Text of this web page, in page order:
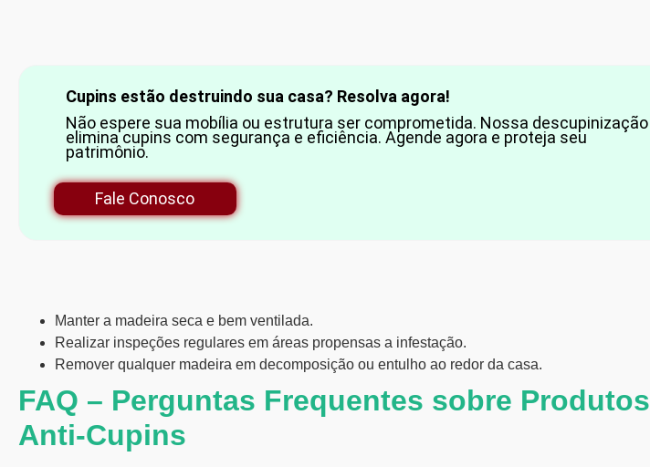
Cupins estão destruindo sua casa? Resolva agora!
Não espere sua mobília ou estrutura ser comprometida. Nossa descupinização
elimina cupins com segurança e eficiência. Agende agora e proteja seu
patrimônio.
Fale Conosco
Manter a madeira seca e bem ventilada.
Realizar inspeções regulares em áreas propensas a infestação.
Remover qualquer madeira em decomposição ou entulho ao redor da casa.
FAQ – Perguntas Frequentes sobre Produtos
Anti-Cupins